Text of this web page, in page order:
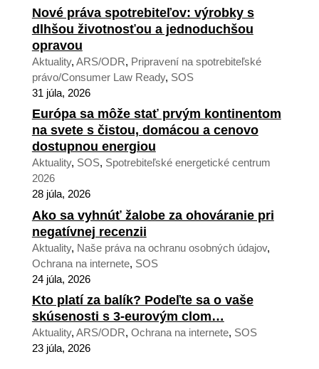
Nové práva spotrebiteľov: výrobky s
dlhšou životnosťou a jednoduchšou
opravou
Aktuality, ARS/ODR, Pripravení na spotrebiteľské
právo/Consumer Law Ready, SOS
31 júla, 2026
Európa sa môže stať prvým kontinentom
na svete s čistou, domácou a cenovo
dostupnou energiou
Aktuality, SOS, Spotrebiteľské energetické centrum
2026
28 júla, 2026
Ako sa vyhnúť žalobe za ohováranie pri
negatívnej recenzii
Aktuality, Naše práva na ochranu osobných údajov,
Ochrana na internete, SOS
24 júla, 2026
Kto platí za balík? Podeľte sa o vaše
skúsenosti s 3-eurovým clom…
Aktuality, ARS/ODR, Ochrana na internete, SOS
23 júla, 2026